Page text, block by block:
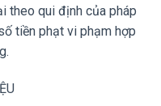
theo qui định của pháp
tiền phạt vi phạm hợp